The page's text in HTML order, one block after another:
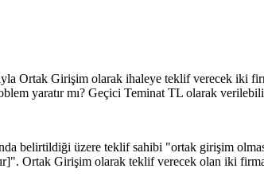
Ortak Girişim olarak ihaleye teklif verecek iki
yaratır mı? Geçici Teminat TL olarak
belirtildiği üzere teklif sahibi "ortak girişim
Ortak Girişim olarak teklif verecek olan iki